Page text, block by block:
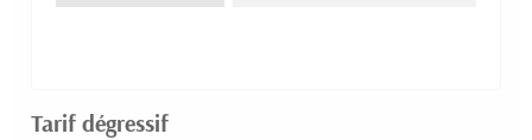
Tarif dégressif